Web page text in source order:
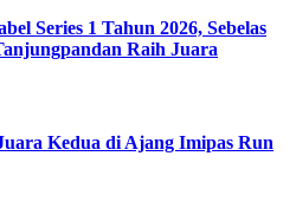
Series 1 Tahun 2026, Sebelas
Raih Juara
Kedua di Ajang Imipas Run